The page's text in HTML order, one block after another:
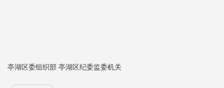
亭湖区委组织部 亭湖区纪委监委机关